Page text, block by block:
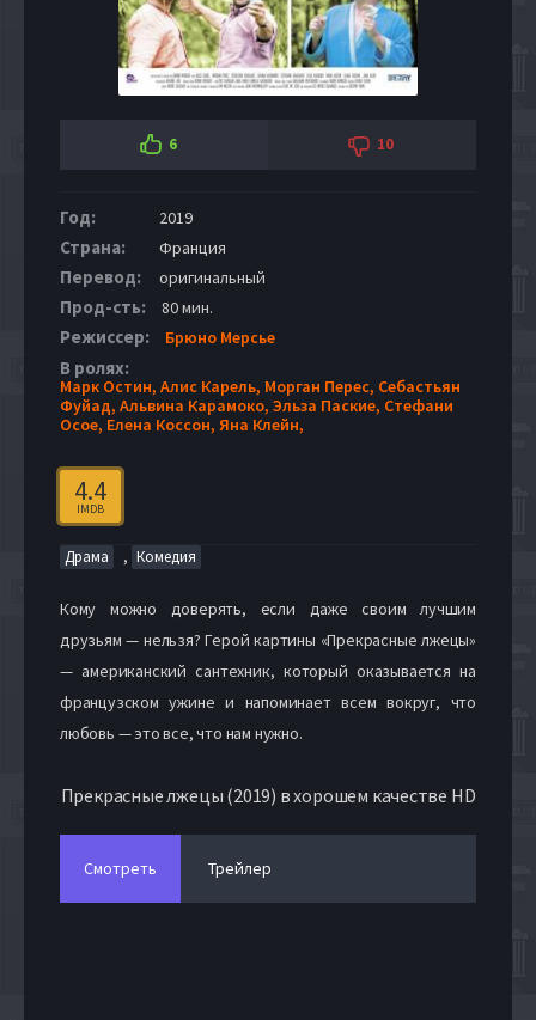
6 10
Год: 2019
Страна: Франция
Перевод: оригинальный
Прод-сть: 80 мин.
Режиссер: Брюно Мерсье
В ролях:
Марк Остин, Алис Карель, Морган Перес, Себастьян
Фуйад, Альвина Карамоко, Эльза Паские, Стефани
Осое, Елена Коссон, Яна Клейн,
4.4
IMDB
Драма , Комедия
Кому можно доверять, если даже своим лучшим
друзьям — нельзя? Герой картины «Прекрасные лжецы»
— американский сантехник, который оказывается на
французском ужине и напоминает всем вокруг, что
любовь — это все, что нам нужно.
Прекрасные лжецы (2019) в хорошем качестве HD
Смотреть Трейлер